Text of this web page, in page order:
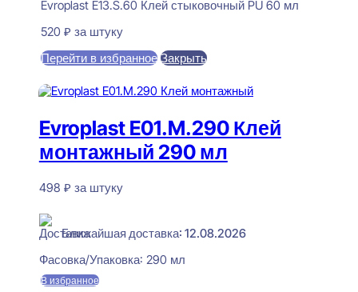
Evroplast E13.S.60 Клей стыковочный PU 60 мл
520 ₽ за штуку
Перейти в избранное Закрыть
Evroplast E01.M.290 Клей
монтажный 290 мл
498 ₽ за штуку
Ближайшая доставка: 12.08.2026
Фасовка/Упаковка: 290 мл
В избранное